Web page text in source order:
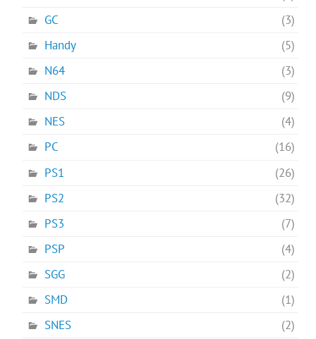
GC
(3)
Handy
(5)
N64
(3)
NDS
(9)
NES
(4)
PC
(16)
PS1
(26)
PS2
(32)
PS3
(7)
PSP
(4)
SGG
(2)
SMD
(1)
SNES
(2)